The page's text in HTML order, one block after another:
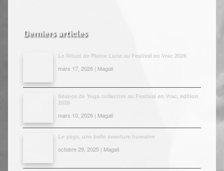
Derniers articles
Le Rituel de Pleine Lune au Festival en Vrac 2026
mars 17, 2026 | Magali
Séance de Yoga collective au Festival en Vrac, édition
2026
mars 10, 2026 | Magali
Le yoga, une belle aventure humaine
octobre 29, 2025 | Magali